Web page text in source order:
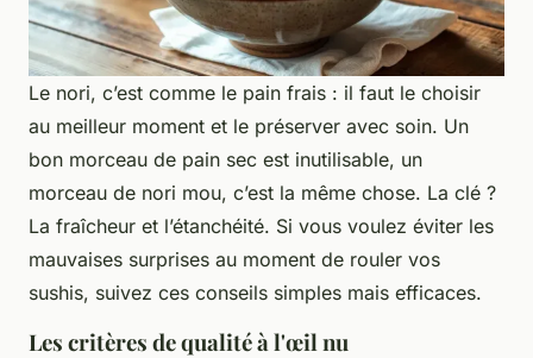
Le nori, c’est comme le pain frais : il faut le choisir
au meilleur moment et le préserver avec soin. Un
bon morceau de pain sec est inutilisable, un
morceau de nori mou, c’est la même chose. La clé ?
La fraîcheur et l’étanchéité. Si vous voulez éviter les
mauvaises surprises au moment de rouler vos
sushis, suivez ces conseils simples mais efficaces.
Les critères de qualité à l'œil nu